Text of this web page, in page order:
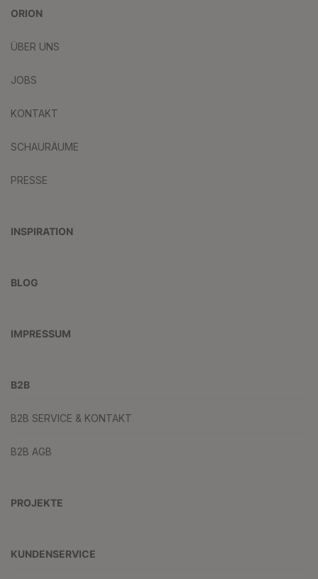
ORION
ÜBER UNS
JOBS
KONTAKT
SCHAURÄUME
PRESSE
INSPIRATION
BLOG
IMPRESSUM
B2B
B2B SERVICE & KONTAKT
B2B AGB
PROJEKTE
KUNDENSERVICE